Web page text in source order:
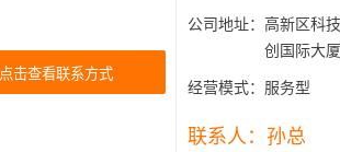
点击查看联系方式
承
公司地址： 高新区科
创国际大
经营模式： 服务型
联系人： 孙总